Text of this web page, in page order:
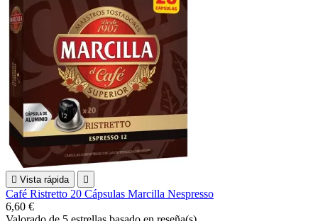
 Vista rápida 
Café Ristretto 20 Cápsulas Marcilla Nespresso
6,60 €